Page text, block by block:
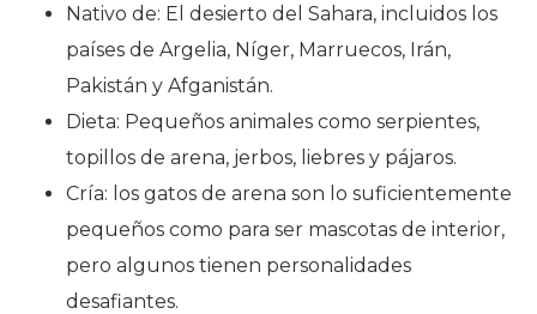
Nativo de: El desierto del Sahara, incluidos los
países de Argelia, Níger, Marruecos, Irán,
Pakistán y Afganistán.
Dieta: Pequeños animales como serpientes,
topillos de arena, jerbos, liebres y pájaros.
Cría: los gatos de arena son lo suficientemente
pequeños como para ser mascotas de interior,
pero algunos tienen personalidades
desafiantes.